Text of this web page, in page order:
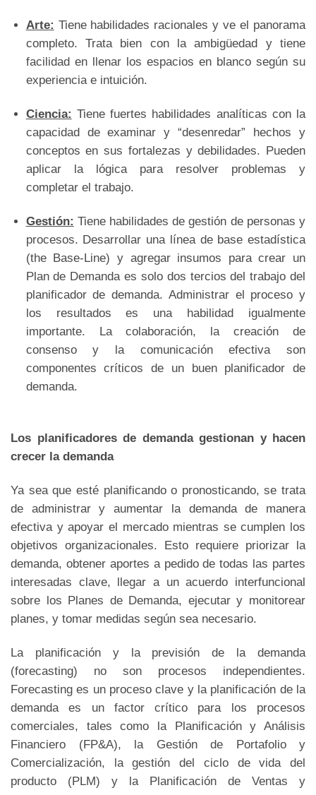
Arte: Tiene habilidades racionales y ve el panorama
completo. Trata bien con la ambigüedad y tiene
facilidad en llenar los espacios en blanco según su
experiencia e intuición.
Ciencia: Tiene fuertes habilidades analíticas con la
capacidad de examinar y “desenredar” hechos y
conceptos en sus fortalezas y debilidades. Pueden
aplicar la lógica para resolver problemas y
completar el trabajo.
Gestión: Tiene habilidades de gestión de personas y
procesos. Desarrollar una línea de base estadística
(the Base-Line) y agregar insumos para crear un
Plan de Demanda es solo dos tercios del trabajo del
planificador de demanda. Administrar el proceso y
los resultados es una habilidad igualmente
importante. La colaboración, la creación de
consenso y la comunicación efectiva son
componentes críticos de un buen planificador de
demanda.
Los planificadores de demanda gestionan y hacen
crecer la demanda
Ya sea que esté planificando o pronosticando, se trata
de administrar y aumentar la demanda de manera
efectiva y apoyar el mercado mientras se cumplen los
objetivos organizacionales. Esto requiere priorizar la
demanda, obtener aportes a pedido de todas las partes
interesadas clave, llegar a un acuerdo interfuncional
sobre los Planes de Demanda, ejecutar y monitorear
planes, y tomar medidas según sea necesario.
La planificación y la previsión de la demanda
(forecasting) no son procesos independientes.
Forecasting es un proceso clave y la planificación de la
demanda es un factor crítico para los procesos
comerciales, tales como la Planificación y Análisis
Financiero (FP&A), la Gestión de Portafolio y
Comercialización, la gestión del ciclo de vida del
producto (PLM) y la Planificación de Ventas y